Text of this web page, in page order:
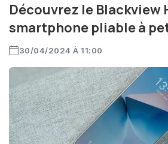
Découvrez le Blackview
smartphone pliable à
30/04/2024 À 11:00